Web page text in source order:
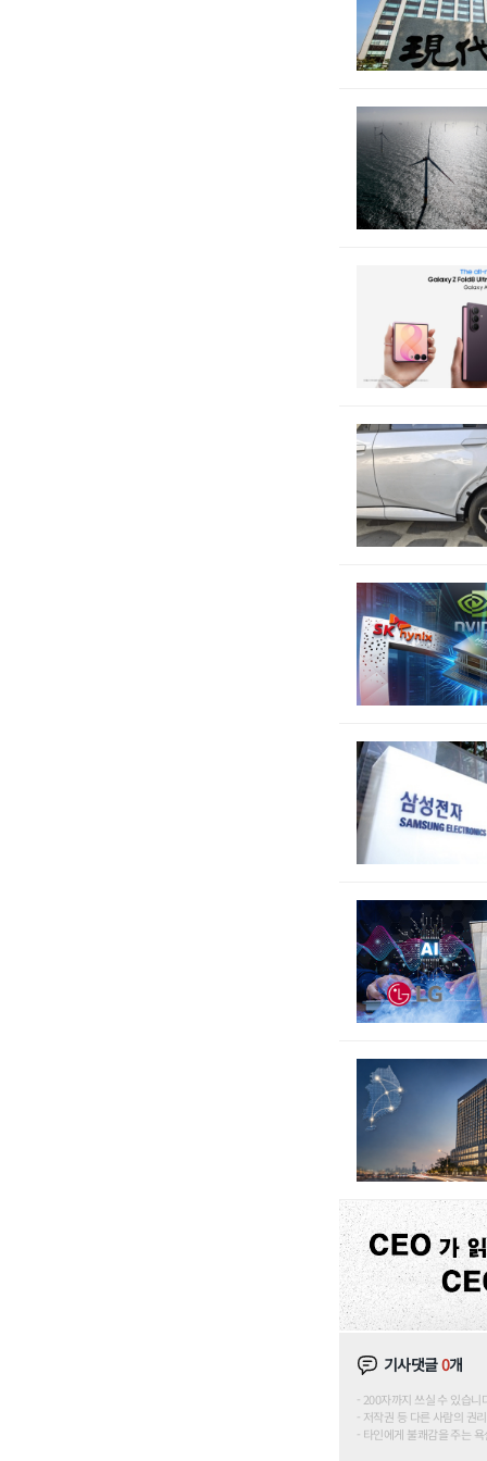
기사댓글0개
200자까지 쓰실 수 있습
저작권 등 다른 사람의 권
타인에게 불쾌감을 주는